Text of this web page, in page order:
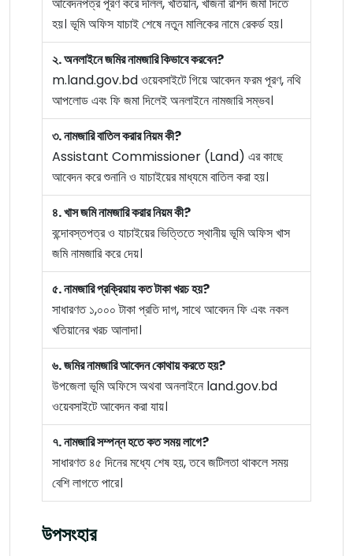
হয়। ভূমি অফিস যাচাই শেষে নতুন মালিকের নামে রেকর্ড হয়।
২. অনলাইনে জমির নামজারি কিভাবে করবেন?
m.land.gov.bd ওয়েবসাইটে গিয়ে আবেদন ফরম পূরণ, নথি
আপলোড এবং ফি জমা দিলেই অনলাইনে নামজারি সম্ভব।
৩. নামজারি বাতিল করার নিয়ম কী?
Assistant Commissioner (Land) এর কাছে
আবেদন করে শুনানি ও যাচাইয়ের মাধ্যমে বাতিল করা হয়।
৪. খাস জমি নামজারি করার নিয়ম কী?
বন্দোবস্তপত্র ও যাচাইয়ের ভিত্তিতে স্থানীয় ভূমি অফিস খাস
জমি নামজারি করে দেয়।
৫. নামজারি প্রক্রিয়ায় কত টাকা খরচ হয়?
সাধারণত ১,০০০ টাকা প্রতি দাগ, সাথে আবেদন ফি এবং নকল
খতিয়ানের খরচ আলাদা।
৬. জমির নামজারি আবেদন কোথায় করতে হয়?
উপজেলা ভূমি অফিসে অথবা অনলাইনে land.gov.bd
ওয়েবসাইটে আবেদন করা যায়।
৭. নামজারি সম্পন্ন হতে কত সময় লাগে?
সাধারণত ৪৫ দিনের মধ্যে শেষ হয়, তবে জটিলতা থাকলে সময়
বেশি লাগতে পারে।
উপসংহার